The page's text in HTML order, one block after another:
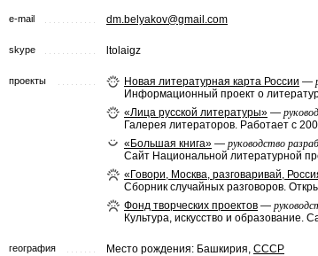
e-mail dm.belyakov@gmail.com
skype ltolaigz
проекты Новая литературная карта России —
Информационный проект о
«Лица русской литературы» —
Галерея литераторов. Работает с
«Большая книга» — руководство
Сайт Национальной литературной
«Говори, Москва, разговаривай,
Cборник случайных разговоров.
Фонд творческих проектов —
Культура, искусство и образование.
география Место рождения: Башкирия, СССР